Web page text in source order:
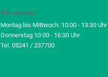
Bürozeiten
Montag bis Mittwoch: 10:00 - 13:30 Uhr
Donnerstag 10:00 - 16:30 Uhr
Tel. 05241 / 237700